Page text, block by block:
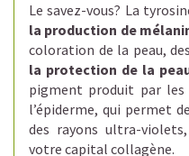
Le savez-vous? La
la production de
coloration de la peau,
la protection de la
pigment produit par les
l’épiderme, qui permet
des rayons ultra-
votre capital collagène.